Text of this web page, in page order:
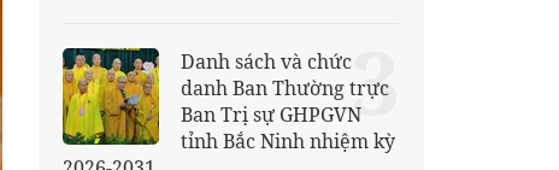
Danh sách và chức
danh Ban Thường trực
Ban Trị sự GHPGVN
tỉnh Bắc Ninh nhiệm kỳ
3